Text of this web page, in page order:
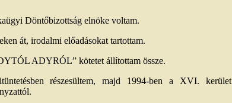
Döntőbizottság elnöke voltam.
át, irodalmi előadásokat tartottam.
ADYRÓL” kötetet állítottam össze.
részesültem, majd 1994-ben a XVI. kerület